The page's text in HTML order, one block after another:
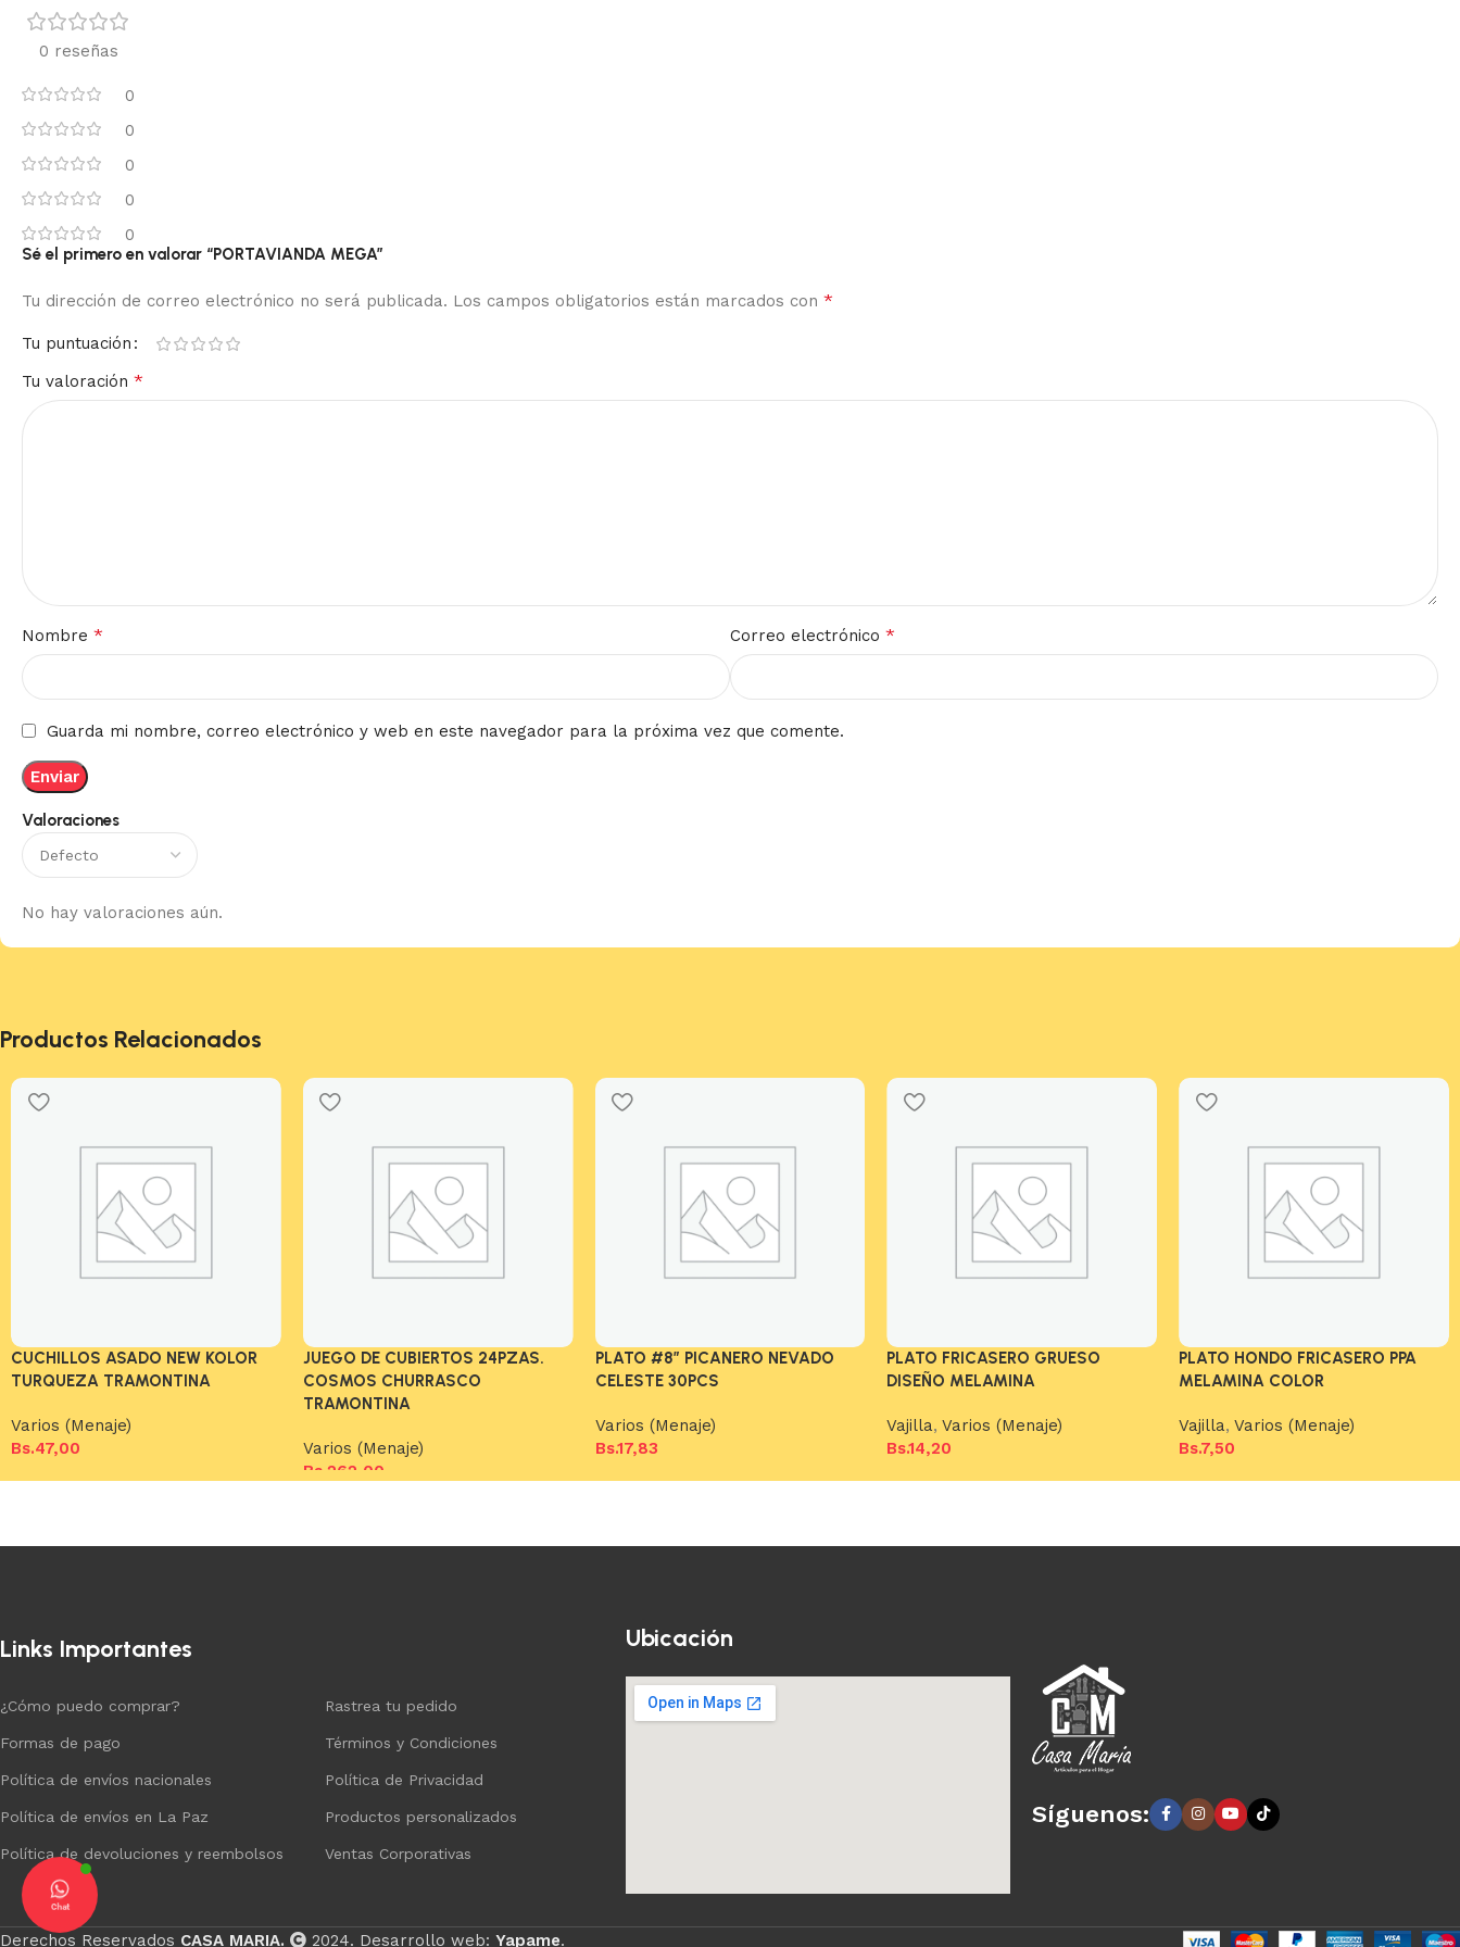
0 reseñas
0
0
0
0
0
Valoraciones
No hay valoraciones aún.
Sé el primero en valorar “PORTAVIANDA MEGA”
Tu dirección de correo electrónico no será publicada. Los campos obligatorios están marcados con *
Tu puntuación
Tu valoración *
Nombre * Correo electrónico *
Guarda mi nombre, correo electrónico y web en este navegador para la próxima vez que comente.
Productos Relacionados
CUCHILLOS ASADO NEW KOLOR
TURQUEZA TRAMONTINA
Varios (Menaje)
Bs.47,00
Añadir al carrito
JUEGO DE CUBIERTOS 24PZAS.
COSMOS CHURRASCO
TRAMONTINA
Varios (Menaje)
Bs. 262,00
PLATO #8″ PICANERO NEVADO
CELESTE 30PCS
Varios (Menaje)
Bs.17,83
Añadir al carrito
PLATO FRICASERO GRUESO
DISEÑO MELAMINA
Vajilla,Varios (Menaje)
Bs.14,20
Añadir al carrito
PLATO HONDO FRICASERO PPA
MELAMINA COLOR
Vajilla,Varios (Menaje)
Bs.7,50
Añadir al carrito
Links Importantes
¿Cómo puedo comprar?
Formas de pago
Política de envíos nacionales
Política de envíos en La Paz
Política de devoluciones y reembolsos
Rastrea tu pedido
Términos y Condiciones
Política de Privacidad
Productos personalizados
Ventas Corporativas
Ubicación
Síguenos:
Derechos Reservados CASA MARIA. 2024. Desarrollo web: Yapame.
Chat